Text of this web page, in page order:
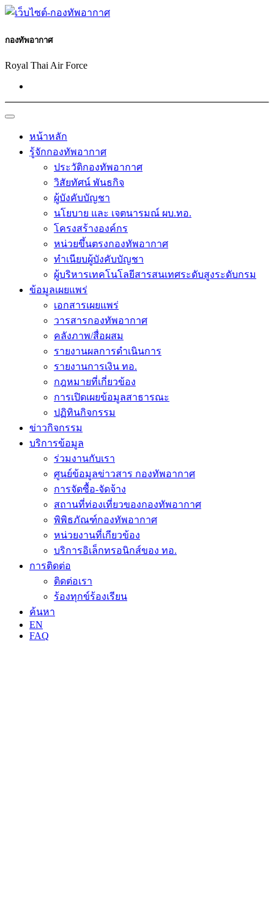
กองทัพอากาศ
Royal Thai Air Force
หน้าหลัก
รู้จักกองทัพอากาศ
ประวัติกองทัพอากาศ
วิสัยทัศน์ พันธกิจ
ผู้บังคับบัญชา
นโยบาย และ เจตนารมณ์ ผบ.ทอ.
โครงสร้างองค์กร
หน่วยขึ้นตรงกองทัพอากาศ
ทำเนียบผู้บังคับบัญชา
ผู้บริหารเทคโนโลยีสารสนเทศระดับสูงระดับกรม
ข้อมูลเผยแพร่
เอกสารเผยแพร่
วารสารกองทัพอากาศ
คลังภาพ/สื่อผสม
รายงานผลการดำเนินการ
รายงานการเงิน ทอ.
กฎหมายที่เกี่ยวข้อง
การเปิดเผยข้อมูลสาธารณะ
ปฏิทินกิจกรรม
ข่าวกิจกรรม
บริการข้อมูล
ร่วมงานกับเรา
ศูนย์ข้อมูลข่าวสาร กองทัพอากาศ
การจัดซื้อ-จัดจ้าง
สถานที่ท่องเที่ยวของกองทัพอากาศ
พิพิธภัณฑ์กองทัพอากาศ
หน่วยงานที่เกียวข้อง
บริการอิเล็กทรอนิกส์ของ ทอ.
การติดต่อ
ติดต่อเรา
ร้องทุกข์ร้องเรียน
ค้นหา
EN
FAQ